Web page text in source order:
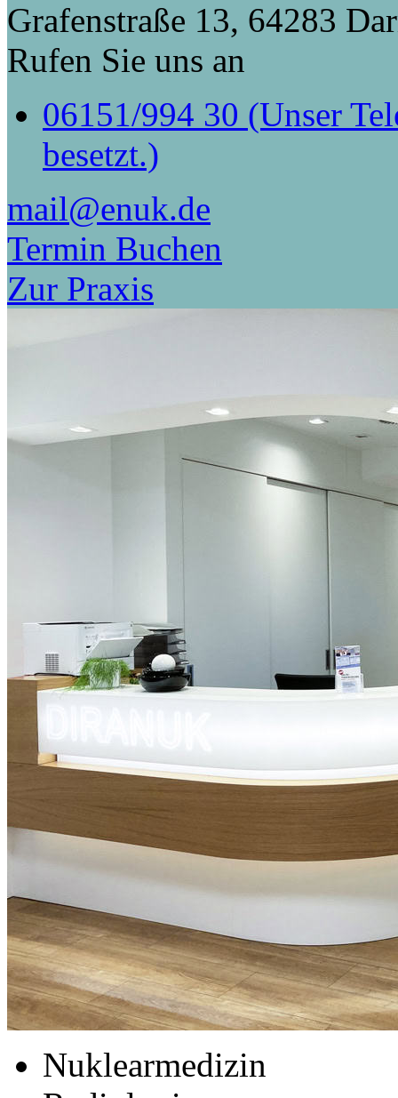
Grafenstraße 13, 64283
Rufen Sie uns an
06151/994 30 (Unser
besetzt.)
mail@enuk.de
Termin Buchen
Zur Praxis
Nuklearmedizin